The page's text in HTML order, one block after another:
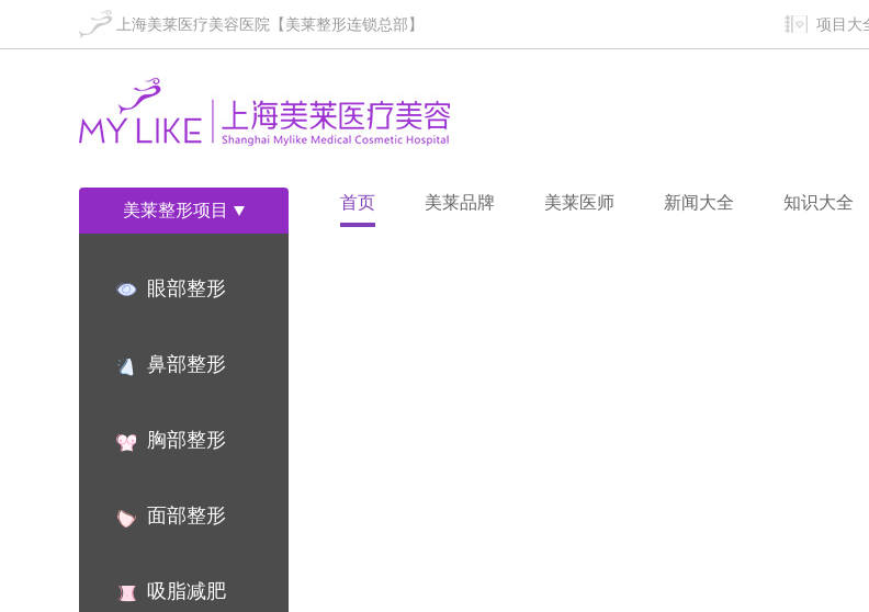
上海美莱医疗美容医院【美莱整形连锁总部】 项目大
美莱整形项目
眼部整形
鼻部整形
胸部整形
面部整形
吸脂减肥
首页 美莱品牌 美莱医师 新闻大全 知识大全